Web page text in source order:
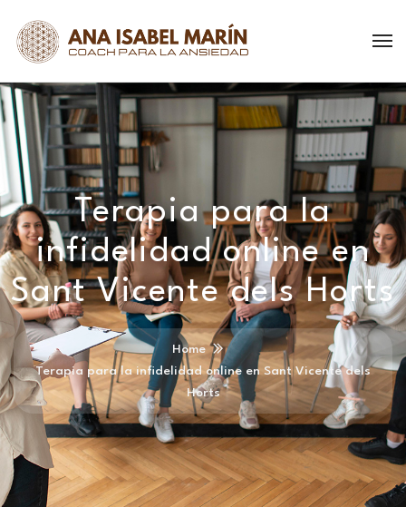
Terapia para la
infidelidad online en
Sant Vicente dels Horts
Home
Terapia para la infidelidad online en Sant Vicente dels
Horts